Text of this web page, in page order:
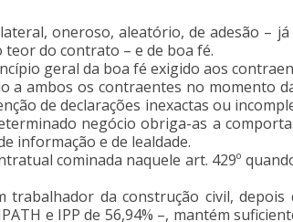
oneroso, aleatório, de adesão –
do contrato – e de boa fé.
geral da boa fé exigido aos
a ambos os contraentes no momento
de declarações inexactas ou
negócio obriga-as a
informação e de lealdade.
cominada naquele art. 429º
trabalhador da construção civil,
e IPP de 56,94% –, mantém